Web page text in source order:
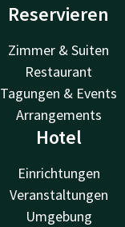
Reservieren
Zimmer & Suiten
Restaurant
Tagungen & Events
Arrangements
Hotel
Einrichtungen
Veranstaltungen
Umgebung